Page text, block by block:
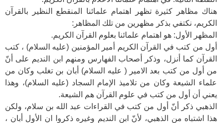
هناك مظاهر كثيرة تظهر اهتمام علمائنا المنقطع النظير بالقرآن
الكريم، نكتفي بذكر مظهرين من تلك المظاهر:
المظهر الأول: هو اهتمام علمائنا بعلوم القرآن الكريم.
أول من كتب في القرآن الكريم أمير المؤمنين (عليه السلام) ، كتب
القرآن كما أنزل، وذكر أصحاب الفهارس ومنهم ابن النديم على أنّ
من أول من كتب بعد الامير ( عليه السلام) أبان بن تغلب وكان من
علماء الشيعة وكان من تلاميذ الإمام السجاد (عليه السلام)، وهذا
يعني أن أول من كتب في علوم القرآن هم الشيعة.
الذهبي ذكر أنّ أول من كتب في القراءات عبد الله بن سلام، ولكن
هذا اشتباه من الذهبي، لأنّ ابن النديم وغيره ذكروا ان الأول أبان ،